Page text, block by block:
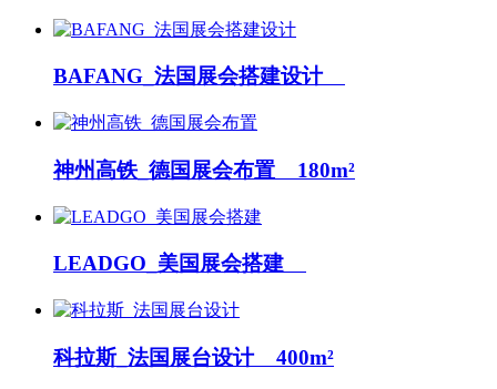
BAFANG_法国展会搭建设计
神州高铁_德国展会布置 180m²
LEADGO_美国展会搭建
科拉斯_法国展台设计 400m²